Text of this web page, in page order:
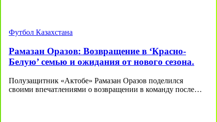
Футбол Казахстана
Рамазан Оразов: Возвращение в ‘Красно-
Белую’ семью и ожидания от нового сезона.
Полузащитник «Актобе» Рамазан Оразов поделился
своими впечатлениями о возвращении в команду после…